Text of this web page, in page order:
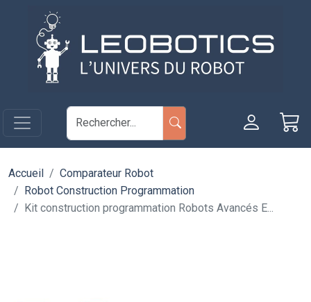
Aller au contenu principal
Accueil
Comparateur Robot
Robot Construction Programmation
Kit construction programmation Robots Avancés E...
Panneau de gestion des cookies